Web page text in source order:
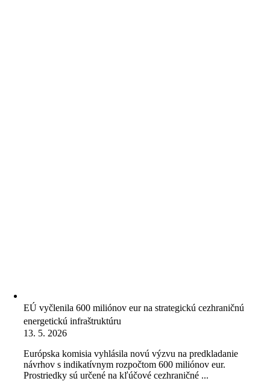
EÚ vyčlenila 600 miliónov eur na strategickú cezhraničnú
energetickú infraštruktúru
13. 5. 2026
Európska komisia vyhlásila novú výzvu na predkladanie
návrhov s indikatívnym rozpočtom 600 miliónov eur.
Prostriedky sú určené na kľúčové cezhraničné ...